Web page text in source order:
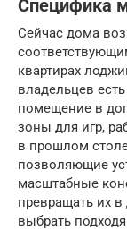
Специфика
Сейчас дома
квартирах
владельцев
помещение в
зоны для игр,
в прошлом
позволяющие
масштабные
превращать их
выбрать